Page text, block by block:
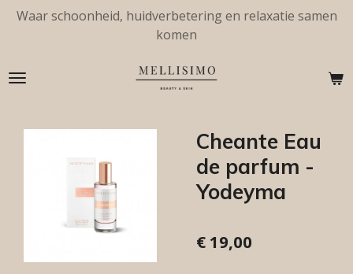
Ga
de
Waar schoonheid, huidverbetering en relaxatie samen
komen
Cheante Eau
de parfum -
Yodeyma
€ 19,00